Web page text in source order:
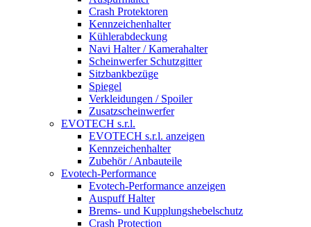
Crash Protektoren
Kennzeichenhalter
Kühlerabdeckung
Navi Halter / Kamerahalter
Scheinwerfer Schutzgitter
Sitzbankbezüge
Spiegel
Verkleidungen / Spoiler
Zusatzscheinwerfer
EVOTECH s.r.l.
EVOTECH s.r.l. anzeigen
Kennzeichenhalter
Zubehör / Anbauteile
Evotech-Performance
Evotech-Performance anzeigen
Auspuff Halter
Brems- und Kupplungshebelschutz
Crash Protection